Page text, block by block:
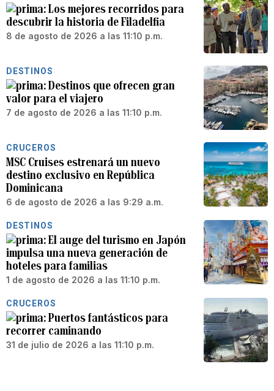
Los mejores recorridos para
descubrir la historia de Filadelfia
8 de agosto de 2026 a las 11:10 p.m.
DESTINOS
Destinos que ofrecen gran
valor para el viajero
7 de agosto de 2026 a las 11:10 p.m.
CRUCEROS
MSC Cruises estrenará un nuevo
destino exclusivo en República
Dominicana
6 de agosto de 2026 a las 9:29 a.m.
DESTINOS
El auge del turismo en Japón
impulsa una nueva generación de
hoteles para familias
1 de agosto de 2026 a las 11:10 p.m.
CRUCEROS
Puertos fantásticos para
recorrer caminando
31 de julio de 2026 a las 11:10 p.m.